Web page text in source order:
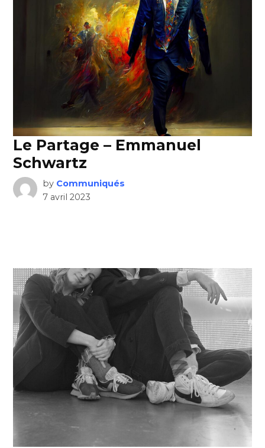
Le Partage – Emmanuel
Schwartz
by Communiqués
7 avril 2023